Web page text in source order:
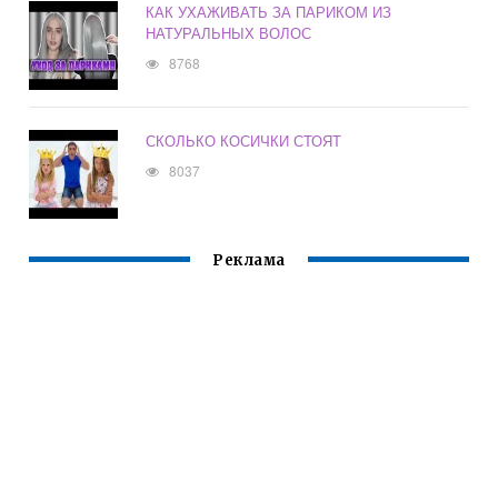
КАК УХАЖИВАТЬ ЗА ПАРИКОМ ИЗ
НАТУРАЛЬНЫХ ВОЛОС
8768
СКОЛЬКО КОСИЧКИ СТОЯТ
8037
Реклама